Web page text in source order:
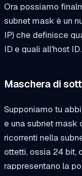
Ora possiamo
subnet mask è un
IP) che definisce
ID e quali all'host ID.
Maschera di
Supponiamo tu
e una subnet
ricorrenti nella
ottetti, ossia 24 bit,
rappresentano la